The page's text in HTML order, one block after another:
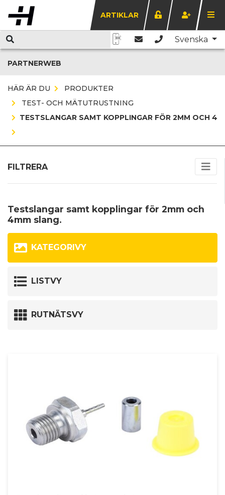
ARTIKLAR
Svenska
PARTNERWEB
HÄR ÄR DU
PRODUKTER
TEST- OCH MÄTUTRUSTNING
TESTSLANGAR SAMT KOPPLINGAR FÖR 2MM OCH
FILTRERA
Testslangar samt kopplingar för 2mm och
4mm slang.
KATEGORIVY
LISTVY
RUTNÄTSVY